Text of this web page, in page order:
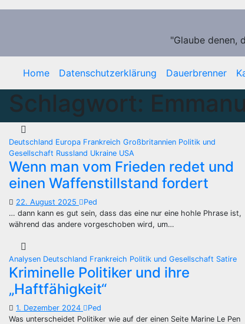
Zum
"Glaube denen,
Home Datenschutzerklärung Dauerbrenner
Schlagwort:
Deutschland Europa Frankreich Großbritannien Politik und
Gesellschaft Russland Ukraine USA
Wenn man vom Frieden redet und
einen Waffenstillstand fordert
22. August 2025
Ped
… dann kann es gut sein, dass das eine nur eine hohle Phrase ist,
während das andere vorgeschoben wird, um…
Analysen Deutschland Frankreich Politik und Gesellschaft Satire
Kriminelle Politiker und ihre
„Haftfähigkeit“
1. Dezember 2024
Ped
Was unterscheidet Politiker wie auf der einen Seite Marine Le Pen